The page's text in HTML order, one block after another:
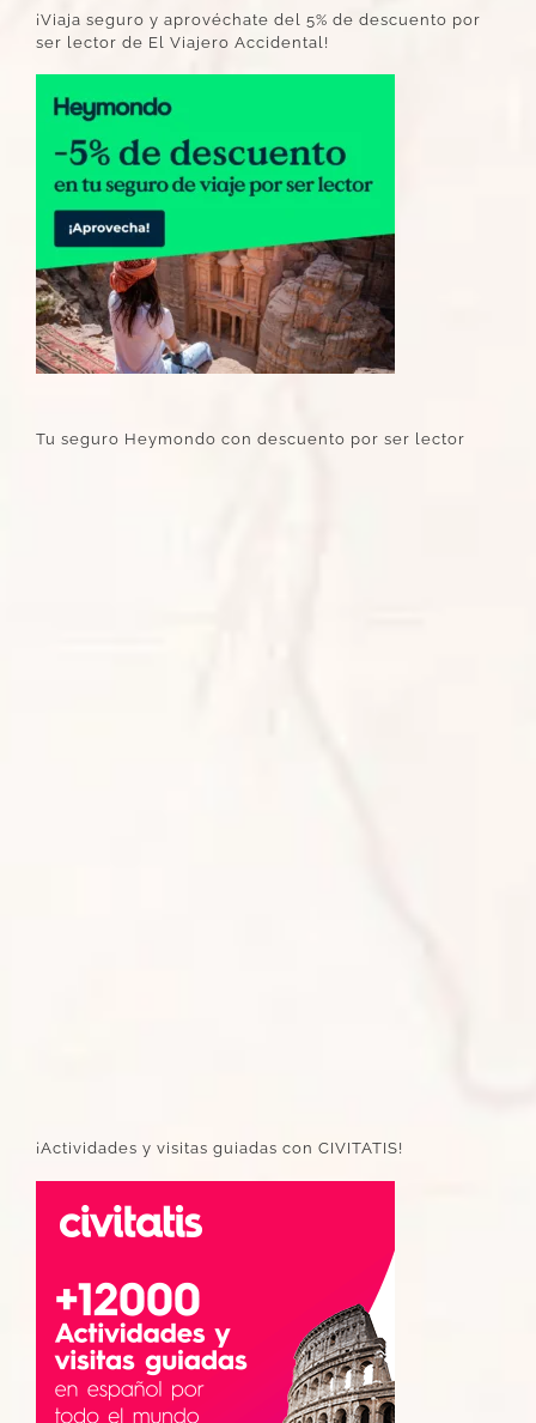
¡Viaja seguro y aprovéchate del 5% de descuento por
ser lector de El Viajero Accidental!
Tu seguro Heymondo con descuento por ser lector
¡Actividades y visitas guiadas con CIVITATIS!